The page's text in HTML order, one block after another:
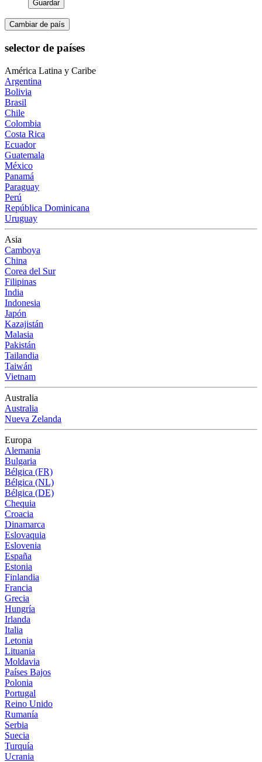
Guardar
Cambiar de país
selector de países
América Latina y Caribe
Argentina
Bolivia
Brasil
Chile
Colombia
Costa Rica
Ecuador
Guatemala
México
Panamá
Paraguay
Perú
República Dominicana
Uruguay
Asia
Camboya
China
Corea del Sur
Filipinas
India
Indonesia
Japón
Kazajistán
Malasia
Pakistán
Tailandia
Taiwán
Vietnam
Australia
Australia
Nueva Zelanda
Europa
Alemania
Bulgaria
Bélgica (FR)
Bélgica (NL)
Bélgica (DE)
Chequia
Croacia
Dinamarca
Eslovaquia
Eslovenia
España
Estonia
Finlandia
Francia
Grecia
Hungría
Irlanda
Italia
Letonia
Lituania
Moldavia
Países Bajos
Polonia
Portugal
Reino Unido
Rumanía
Serbia
Suecia
Turquía
Ucrania